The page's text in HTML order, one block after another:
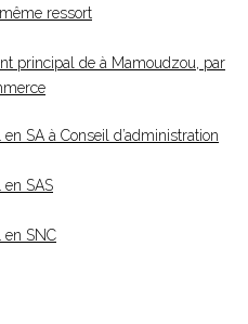
ressort
principal de à Mamoudzou, par
SA à Conseil d’administration
SAS
en SNC